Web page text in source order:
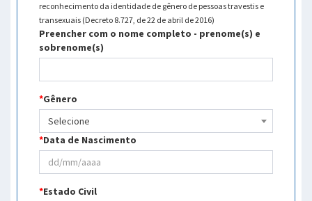
reconhecimento da identidade de gênero de pessoas travestis e
transexuais (Decreto 8.727, de 22 de abril de 2016)
Preencher com o nome completo - prenome(s) e
sobrenome(s)
*Gênero
Selecione
*Data de Nascimento
*Estado Civil